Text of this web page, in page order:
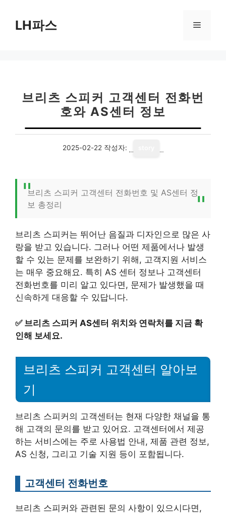
LH파스 메
브리츠 스피커 고객센터 전화번
호와 AS센터 정보
2025-02-22 작성자:
브리츠 스피커 고객센터 전화번호 및 AS센터 정
보 총정리
브리츠 스피커는 뛰어난 음질과 디자인으로 많은 사
랑을 받고 있습니다. 그러나 어떤 제품에서나 발생
할 수 있는 문제를 보완하기 위해, 고객지원 서비스
는 매우 중요해요. 특히 AS 센터 정보나 고객센터
전화번호를 미리 알고 있다면, 문제가 발생했을 때
신속하게 대응할 수 있답니다.
✅ 브리츠 스피커 AS센터 위치와 연락처를 지금 확
인해 보세요.
브리츠 스피커 고객센터 알아보
기
브리츠 스피커의 고객센터는 현재 다양한 채널을 통
해 고객의 문의를 받고 있어요. 고객센터에서 제공
하는 서비스에는 주로 사용법 안내, 제품 관련 정보,
AS 신청, 그리고 기술 지원 등이 포함됩니다.
고객센터 전화번호
브리츠 스피커와 관련된 문의 사항이 있으시다면,